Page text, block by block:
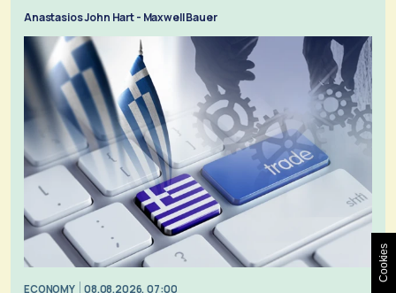
Anastasios John Hart - Maxwell Bauer
ECONOMY 08.08.2026, 07:00
Cookies